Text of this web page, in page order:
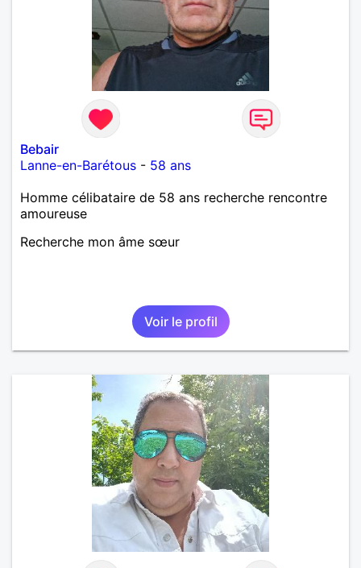
Bebair
Lanne-en-Barétous - 58 ans
Homme célibataire de 58 ans recherche rencontre
amoureuse
Recherche mon âme sœur
Voir le profil